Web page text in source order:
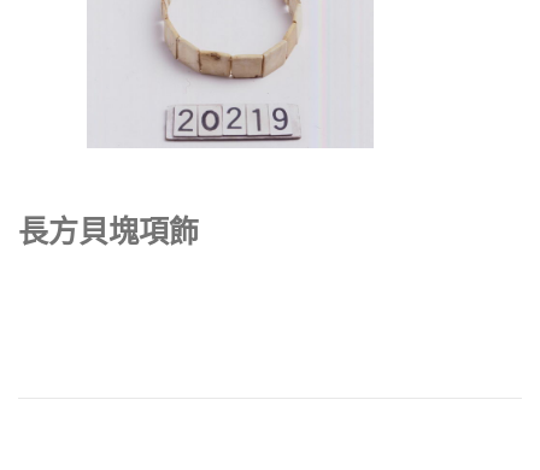
長方貝塊項飾